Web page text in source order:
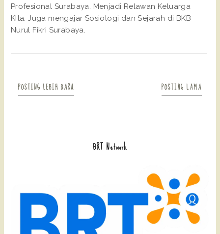
Profesional Surabaya. Menjadi Relawan Keluarga
KIta. Juga mengajar Sosiologi dan Sejarah di BKB
Nurul Fikri Surabaya.
POSTING LEBIH BARU POSTING LAMA
BRT Network